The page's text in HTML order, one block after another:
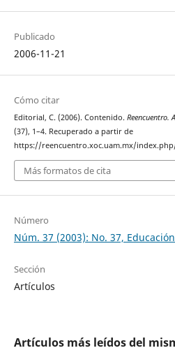
Publicado
2006-11-21
Cómo citar
Editorial, C. (2006). Contenido. Reencuentro.
(37), 1–4. Recuperado a partir de
https://reencuentro.xoc.uam.mx/
Más formatos de cita
Número
Núm. 37 (2003): No. 37,
Sección
Artículos
Artículos más leídos del